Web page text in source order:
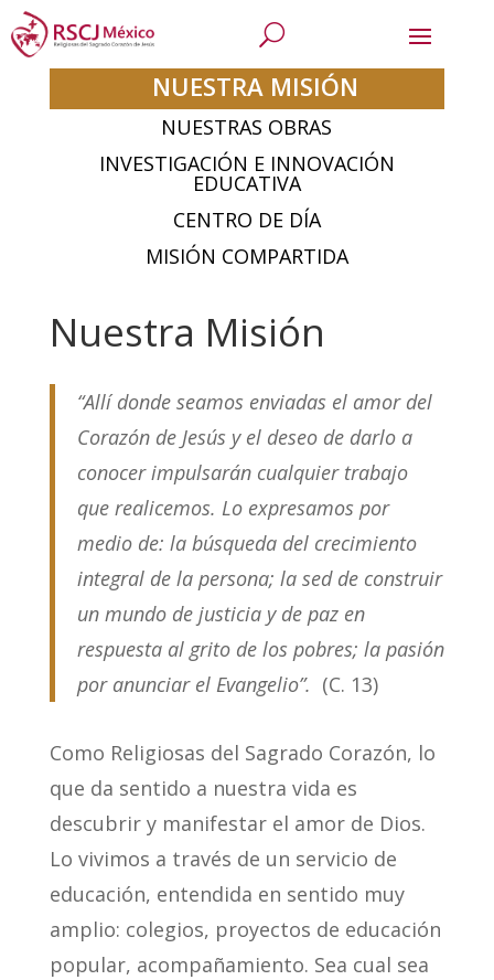
NUESTRA MISIÓN
NUESTRAS OBRAS
INVESTIGACIÓN E INNOVACIÓN
EDUCATIVA
CENTRO DE DÍA
MISIÓN COMPARTIDA
Nuestra Misión
“Allí donde seamos enviadas el amor del
Corazón de Jesús y el deseo de darlo a
conocer impulsarán cualquier trabajo
que realicemos. Lo expresamos por
medio de: la búsqueda del crecimiento
integral de la persona; la sed de construir
un mundo de justicia y de paz en
respuesta al grito de los pobres; la pasión
por anunciar el Evangelio”. (C. 13)
Como Religiosas del Sagrado Corazón, lo
que da sentido a nuestra vida es
descubrir y manifestar el amor de Dios.
Lo vivimos a través de un servicio de
educación, entendida en sentido muy
amplio: colegios, proyectos de educación
popular, acompañamiento. Sea cual sea